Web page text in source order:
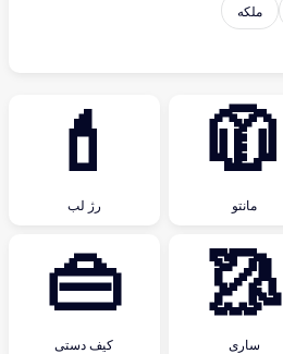
ملکه
🧥
مانتو
💄
رژ لب
🥻
ساری
👜
کیف دستی